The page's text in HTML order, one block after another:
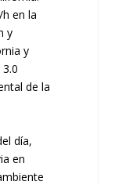
en la
y
y
de la
día,
en